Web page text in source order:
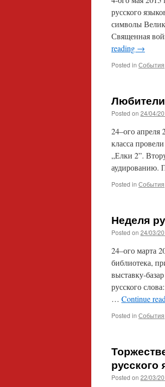
русского
символы
Священная
reading →
Posted in События
Posted on 24/04/
24–ого апреля
класса
„Елки 2”.
аудированию.
Posted in События
Неделя
Posted on 24/03/
24–ого марта
библиотека,
выставку-
русского
… Continue
Posted in События
русского
Posted on 22/03/